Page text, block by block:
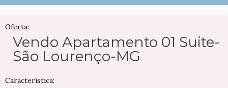
Oferta:
Vendo Apartamento 01 Suite-
São Lourenço-MG
Característica: